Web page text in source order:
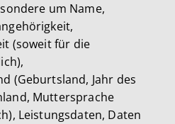
um Name,
(soweit für die
(Geburtsland, Jahr des
Muttersprache
Leistungsdaten, Daten